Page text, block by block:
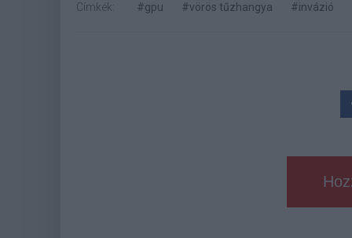
Címkék: #gpu #vörös tűzhangya #invázió